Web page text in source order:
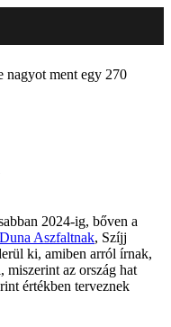
nagyot ment egy 270
2024-ig, bőven a
Duna Aszfaltnak, Szíjj
ki, amiben arról írnak,
az ország hat
értékben terveznek